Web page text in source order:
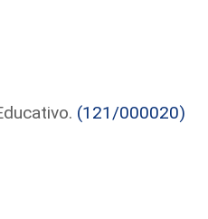
(121/000020)